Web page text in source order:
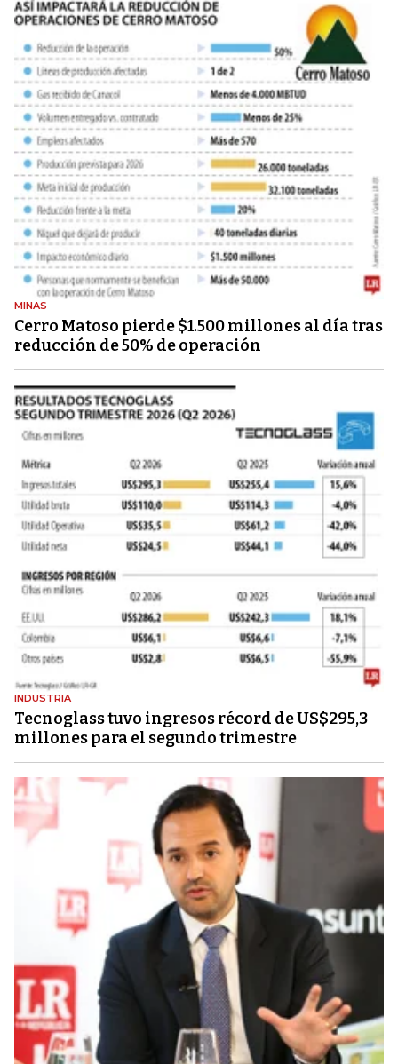
MINAS
Cerro Matoso pierde $1.500 millones al día tras
reducción de 50% de operación
INDUSTRIA
Tecnoglass tuvo ingresos récord de US$295,3
millones para el segundo trimestre